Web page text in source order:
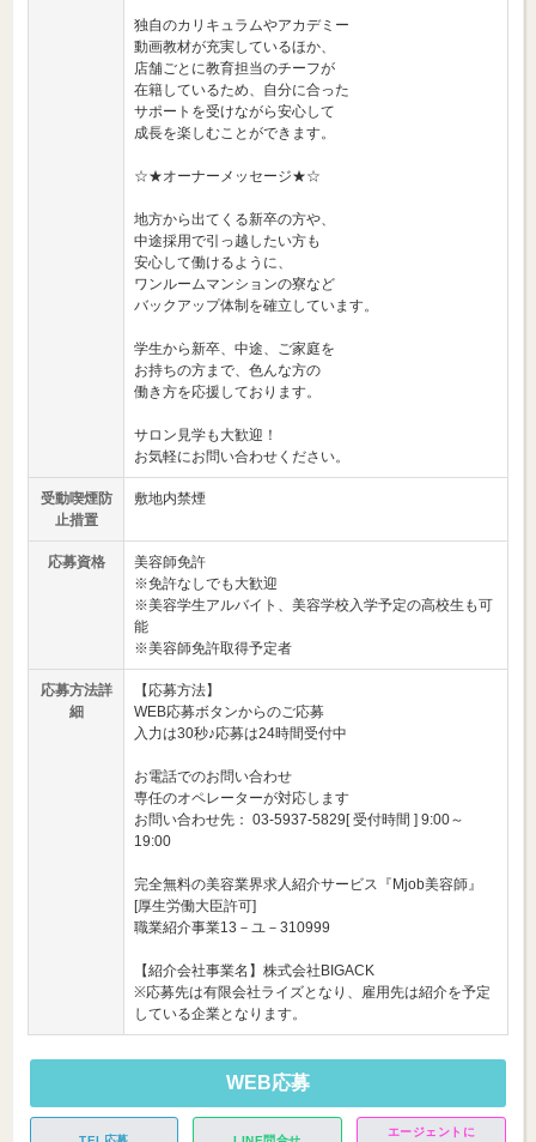
独自のカリキュラムやアカデミー
動画教材が充実しているほか、
店舗ごとに教育担当のチーフが
在籍しているため、自分に合った
サポートを受けながら安心して
成長を楽しむことができます。
☆★オーナーメッセージ★☆
地方から出てくる新卒の方や、
中途採用で引っ越したい方も
安心して働けるように、
ワンルームマンションの寮など
バックアップ体制を確立しています。
学生から新卒、中途、ご家庭を
お持ちの方まで、色んな方の
働き方を応援しております。
サロン見学も大歓迎！
お気軽にお問い合わせください。
受動喫煙防
止措置
敷地内禁煙
応募資格
美容師免許
※免許なしでも大歓迎
※美容学生アルバイト、美容学校入学予定の高校生も可
能
※美容師免許取得予定者
応募方法詳
細
【応募方法】
WEB応募ボタンからのご応募
入力は30秒♪応募は24時間受付中
お電話でのお問い合わせ
専任のオペレーターが対応します
お問い合わせ先： 03-5937-5829[ 受付時間 ] 9:00～
19:00
完全無料の美容業界求人紹介サービス『Mjob美容師』
[厚生労働大臣許可]
職業紹介事業13－ユ－310999
【紹介会社事業名】株式会社BIGACK
※応募先は有限会社ライズとなり、雇用先は紹介を予定
している企業となります。
WEB応募
エージェントに